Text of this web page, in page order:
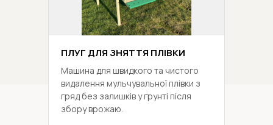
ПЛУГ ДЛЯ ЗНЯТТЯ ПЛІВКИ
Машина для швидкого та чистого
видалення мульчувальної плівки з
гряд без залишків у ґрунті після
збору врожаю.